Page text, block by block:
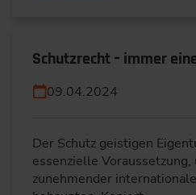
Schutzrecht – immer
09.04.2024
Der Schutz geistigen
essenzielle
zunehmender